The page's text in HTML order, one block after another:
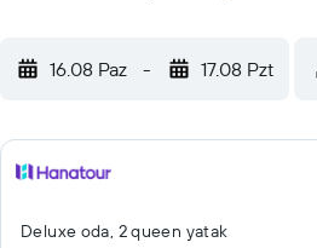
16.08 Paz - 17.08 Pzt
Deluxe oda, 2 queen yatak